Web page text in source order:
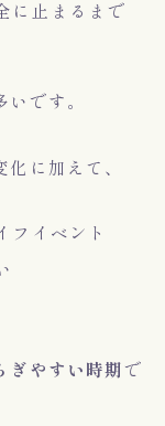
に止まるまで
です。
に加えて、
フイベント
ぎやすい時期で